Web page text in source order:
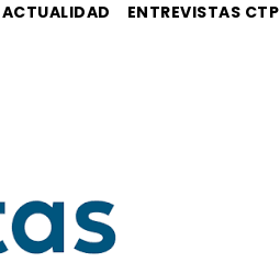
ACTUALIDAD ENTREVISTAS CTP